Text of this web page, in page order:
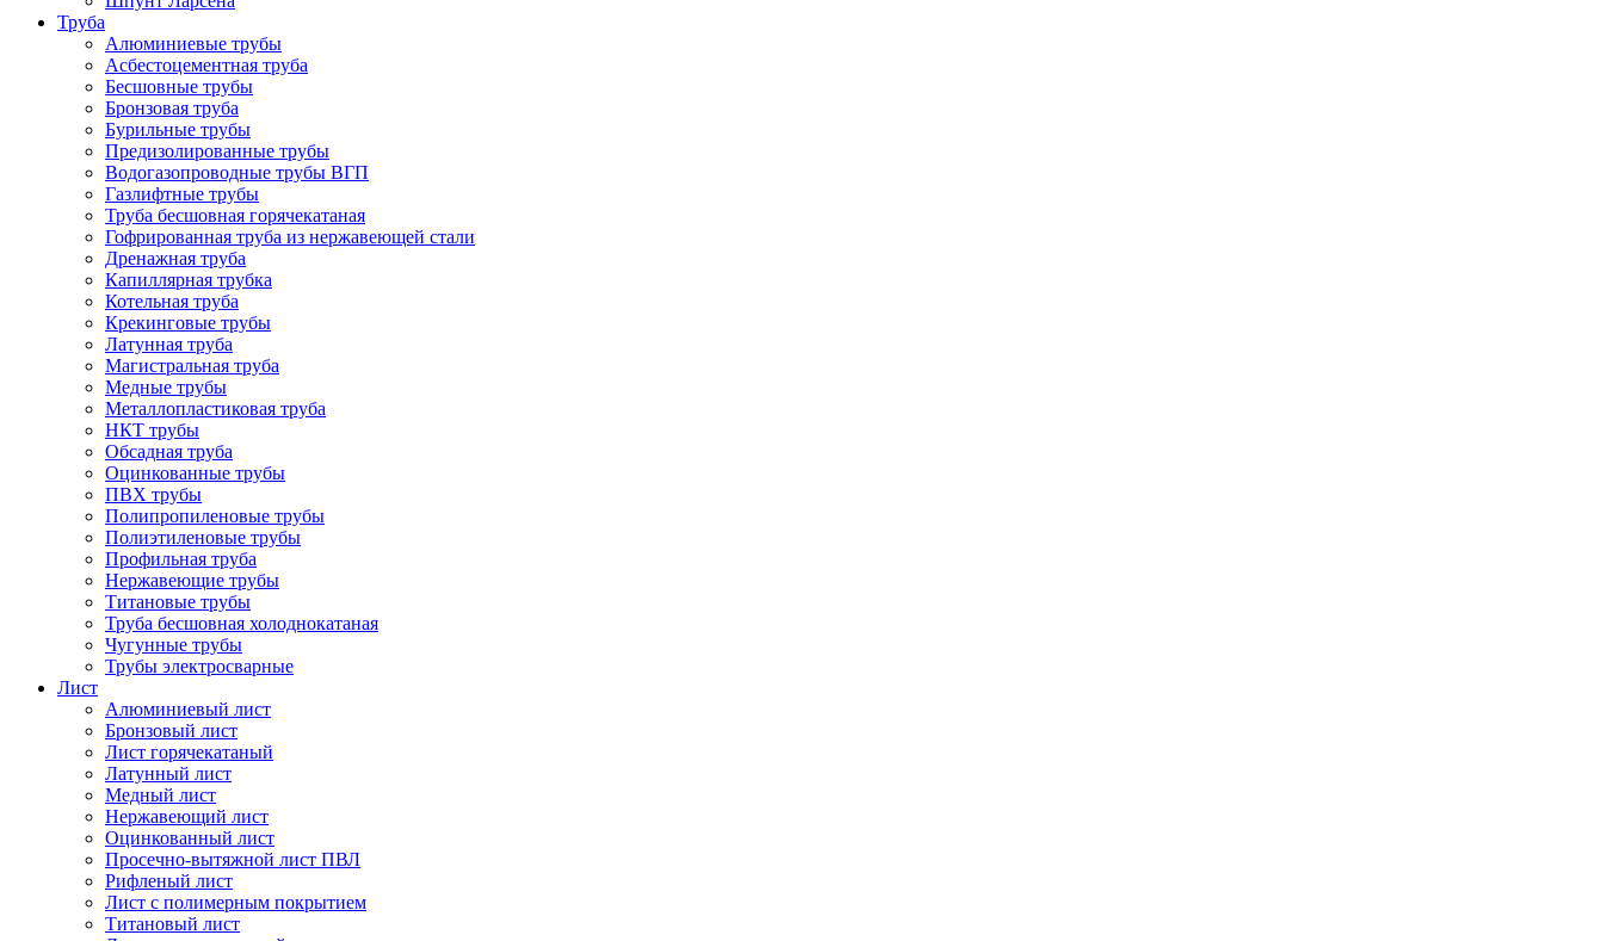
Труба
Алюминиевые трубы
Асбестоцементная труба
Бесшовные трубы
Бронзовая труба
Бурильные трубы
Предизолированные трубы
Водогазопроводные трубы ВГП
Газлифтные трубы
Труба бесшовная горячекатаная
Гофрированная труба из нержавеющей стали
Дренажная труба
Капиллярная трубка
Котельная труба
Крекинговые трубы
Латунная труба
Магистральная труба
Медные трубы
Металлопластиковая труба
НКТ трубы
Обсадная труба
Оцинкованные трубы
ПВХ трубы
Полипропиленовые трубы
Полиэтиленовые трубы
Профильная труба
Нержавеющие трубы
Титановые трубы
Труба бесшовная холоднокатаная
Чугунные трубы
Трубы электросварные
Лист
Алюминиевый лист
Бронзовый лист
Лист горячекатаный
Латунный лист
Медный лист
Нержавеющий лист
Оцинкованный лист
Просечно-вытяжной лист ПВЛ
Рифленый лист
Лист с полимерным покрытием
Титановый лист